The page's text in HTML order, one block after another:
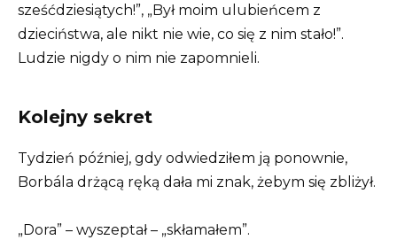
sześćdziesiątych!”, „Był moim ulubieńcem z
dzieciństwa, ale nikt nie wie, co się z nim stało!”.
Ludzie nigdy o nim nie zapomnieli.
Kolejny sekret
Tydzień później, gdy odwiedziłem ją ponownie,
Borbála drżącą ręką dała mi znak, żebym się zbliżył.
„Dora” – wyszeptał – „skłamałem”.